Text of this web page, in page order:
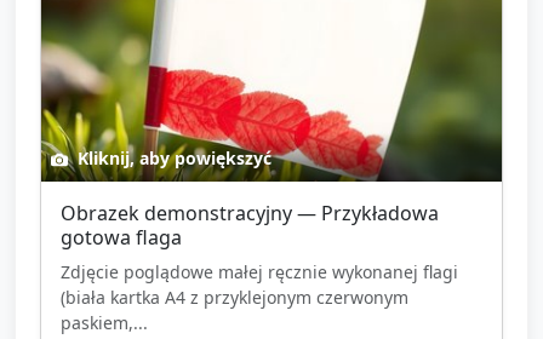
Kliknij, aby powiększyć
Obrazek demonstracyjny — Przykładowa
gotowa flaga
Zdjęcie poglądowe małej ręcznie wykonanej flagi
(biała kartka A4 z przyklejonym czerwonym
paskiem,...